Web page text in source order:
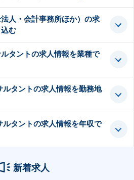
人・会計事務所ほか）の求
む
タントの求人情報を業種で
ルタントの求人情報を勤務地
ルタントの求人情報を年収で
新着求人